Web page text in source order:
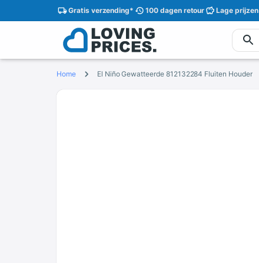
Gratisverzending* 100 dagenretour Lage prijzen
Home El Niño Gewatteerde 812132284 Fluiten Houder